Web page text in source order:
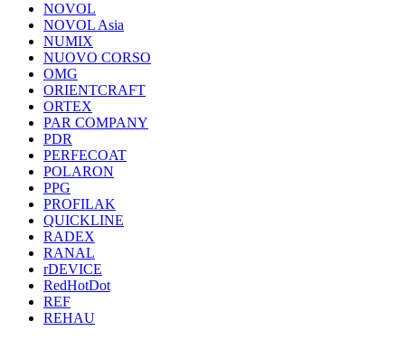
NOVOL
NOVOL Asia
NUMIX
NUOVO CORSO
OMG
ORIENTCRAFT
ORTEX
PAR COMPANY
PDR
PERFECOAT
POLARON
PPG
PROFILAK
QUICKLINE
RADEX
RANAL
rDEVICE
RedHotDot
REF
REHAU